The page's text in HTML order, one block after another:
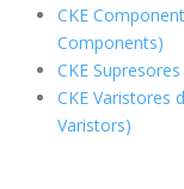
CKE
Components)
CKE
CKE Varistores
Varistors)